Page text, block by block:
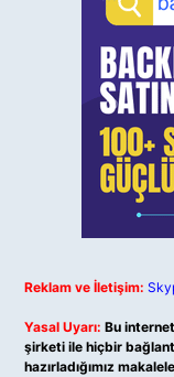
Reklam ve İletişim:
Yasal Uyarı: Bu
şirketi ile hiçbir
hazırladığımız